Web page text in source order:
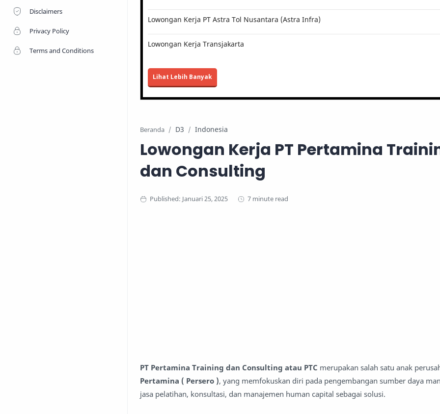
Disclaimers
Privacy Policy
Terms and Conditions
Lowongan Kerja PT Astra Tol Nusantara (Astra Infra)
Lowongan Kerja Transjakarta
Lihat Lebih Banyak
Beranda D3 Indonesia
Lowongan Kerja PT Pertamina
dan Consulting
7 minute read
PT Pertamina Training dan Consulting atau PTC merupakan salah satu anak
Pertamina ( Persero ), yang memfokuskan diri pada pengembangan sumber daya
jasa pelatihan, konsultasi, dan manajemen human capital sebagai solusi.